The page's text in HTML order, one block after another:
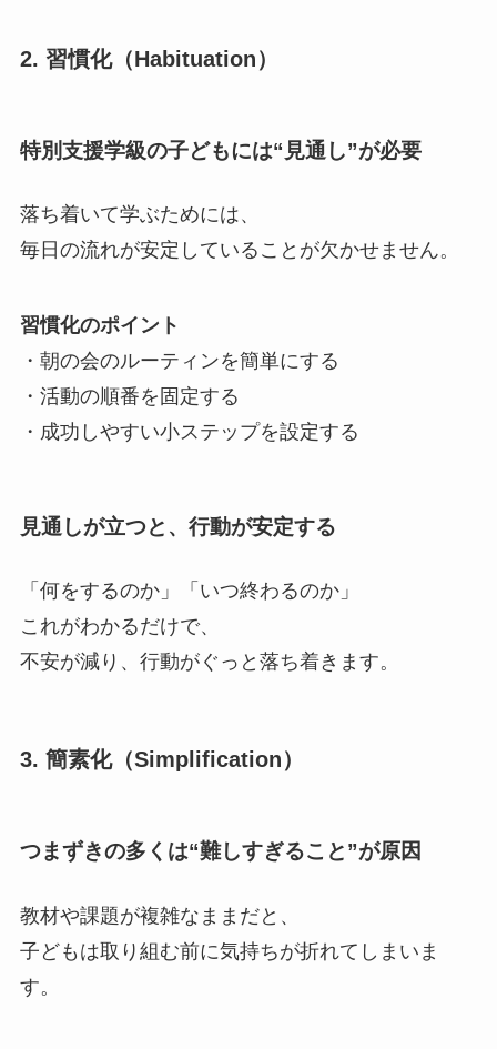
2. 習慣化（Habituation）
特別支援学級の子どもには“見通し”が必要
落ち着いて学ぶためには、
毎日の流れが安定していることが欠かせません。
習慣化のポイント
・朝の会のルーティンを簡単にする
・活動の順番を固定する
・成功しやすい小ステップを設定する
見通しが立つと、行動が安定する
「何をするのか」「いつ終わるのか」
これがわかるだけで、
不安が減り、行動がぐっと落ち着きます。
3. 簡素化（Simplification）
つまずきの多くは“難しすぎること”が原因
教材や課題が複雑なままだと、
子どもは取り組む前に気持ちが折れてしまいま
す。